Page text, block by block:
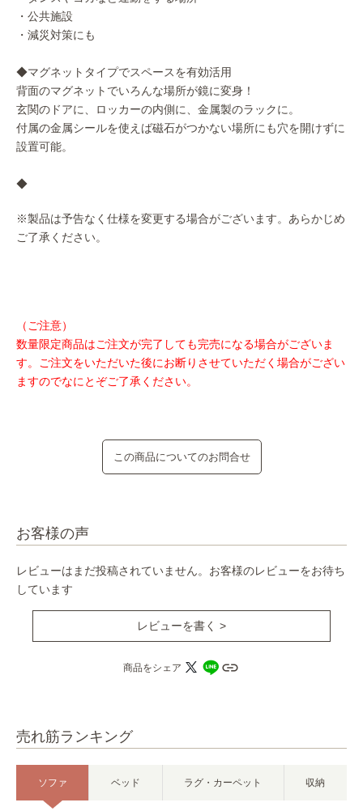
売れ筋ランキング
ソファ ベッド ラグ・カーペット 収納
・公共施設
・減災対策にも
◆マグネットタイプでスペースを有効活用
背面のマグネットでいろんな場所が鏡に変身！
玄関のドアに、ロッカーの内側に、金属製のラックに。
付属の金属シールを使えば磁石がつかない場所にも穴を開けずに
設置可能。
◆
※製品は予告なく仕様を変更する場合がございます。あらかじめ
ご了承ください。
（ご注意）
数量限定商品はご注文が完了しても完売になる場合がございま
す。ご注文をいただいた後にお断りさせていただく場合がござい
ますのでなにとぞご了承ください。
この商品についてのお問合せ
お客様の声
レビューはまだ投稿されていません。お客様のレビューをお待ち
しています
レビューを書く >
商品をシェア